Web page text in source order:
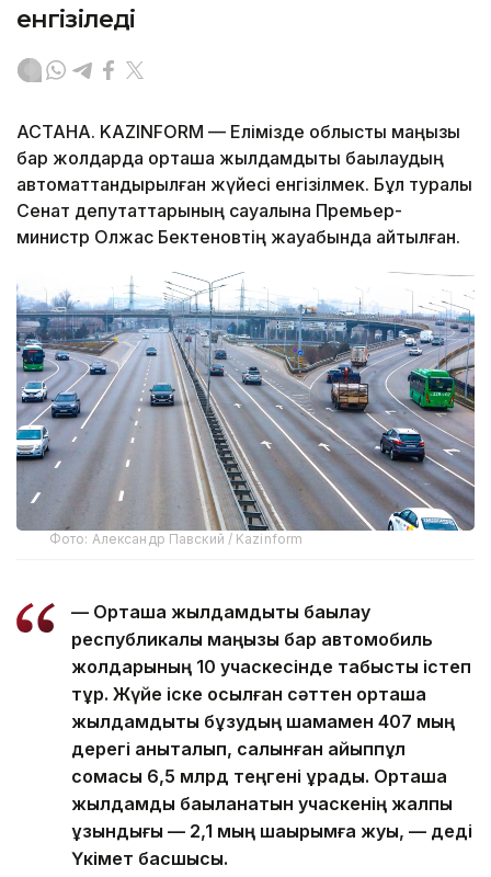
енгізіледі
АСТАНА. KAZINFORM — Елімізде облыстық маңызы
бар жолдарда орташа жылдамдықты бақылаудың
автоматтандырылған жүйесі енгізілмек. Бұл туралы
Сенат депутаттарының сауалына Премьер-
министр Олжас Бектеновтің жауабында айтылған.
Фото: Александр Павский / Kazinform
— Орташа жылдамдықты бақылау
республикалық маңызы бар автомобиль
жолдарының 10 учаскесінде табысты істеп
тұр. Жүйе іске қосылған сәттен орташа
жылдамдықты бұзудың шамамен 407 мың
дерегі анықталып, салынған айыппұл
сомасы 6,5 млрд теңгені құрады. Орташа
жылдамдық бақыланатын учаскенің жалпы
ұзындығы — 2,1 мың шақырымға жуық, — деді
Үкімет басшысы.